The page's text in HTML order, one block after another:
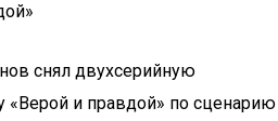
снял двухсерийную
«Верой и правдой» по сценарию